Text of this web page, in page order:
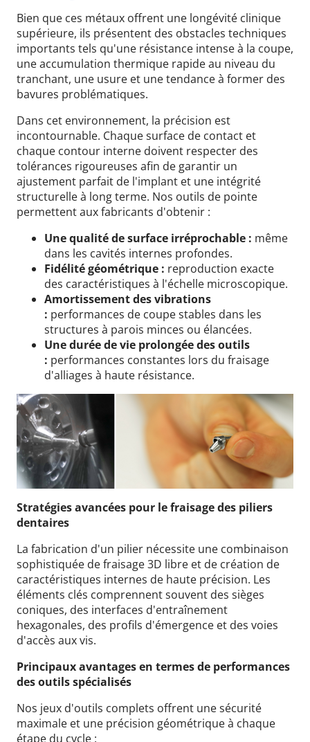
Bien que ces métaux offrent une longévité clinique
supérieure, ils présentent des obstacles techniques
importants tels qu'une résistance intense à la coupe,
une accumulation thermique rapide au niveau du
tranchant, une usure et une tendance à former des
bavures problématiques.
Dans cet environnement, la précision est
incontournable. Chaque surface de contact et
chaque contour interne doivent respecter des
tolérances rigoureuses afin de garantir un
ajustement parfait de l'implant et une intégrité
structurelle à long terme. Nos outils de pointe
permettent aux fabricants d'obtenir :
Une qualité de surface irréprochable : même
dans les cavités internes profondes.
Fidélité géométrique : reproduction exacte
des caractéristiques à l'échelle microscopique.
Amortissement des vibrations
: performances de coupe stables dans les
structures à parois minces ou élancées.
Une durée de vie prolongée des outils
: performances constantes lors du fraisage
d'alliages à haute résistance.
Stratégies avancées pour le fraisage des piliers
dentaires
La fabrication d'un pilier nécessite une combinaison
sophistiquée de fraisage 3D libre et de création de
caractéristiques internes de haute précision. Les
éléments clés comprennent souvent des sièges
coniques, des interfaces d'entraînement
hexagonales, des profils d'émergence et des voies
d'accès aux vis.
Principaux avantages en termes de performances
des outils spécialisés
Nos jeux d'outils complets offrent une sécurité
maximale et une précision géométrique à chaque
étape du cycle :